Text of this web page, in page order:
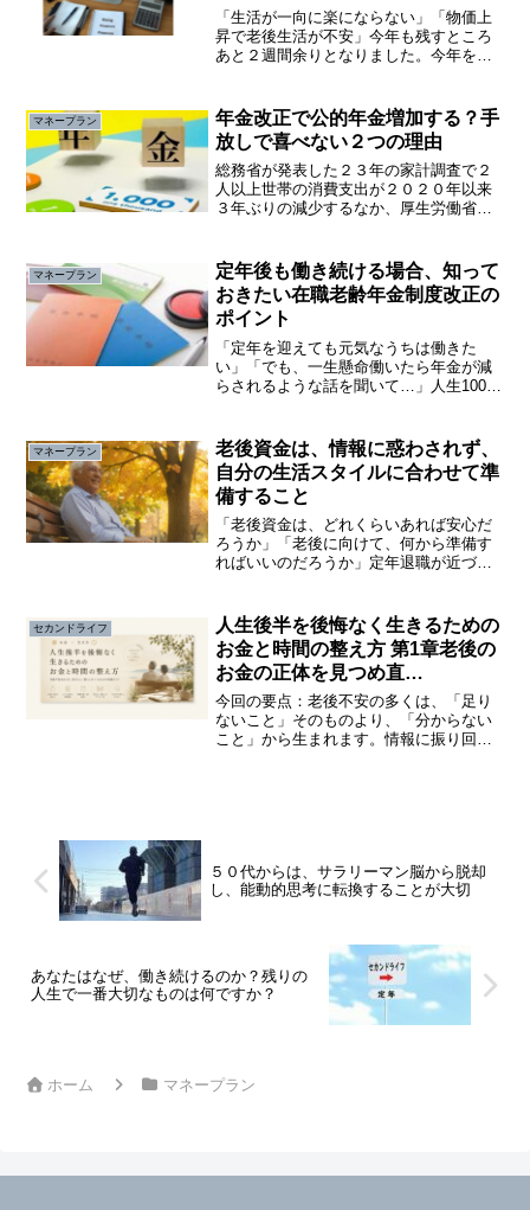
「生活が一向に楽にならない」「物価上
昇で老後生活が不安」今年も残すところ
あと２週間余りとなりました。今年を振
いう二重苦に直面した一年でした。賃金
が上昇しても、エネル...
マネープラン
年金改正で公的年金増加する？手
放しで喜べない２つの理由
総務省が発表した２３年の家計調査で２
人以上世帯の消費支出が２０２０年以来
３年ぶりの減少するなか、厚生労働省よ
した。しかし、年金額の増加を手放しで
は喜べない理由があります。
マネープラン
定年後も働き続ける場合、知って
おきたい在職老齢年金制度改正の
ポイント
「定年を迎えても元気なうちは働きた
い」「でも、一生懸命働いたら年金が減
らされるような話を聞いて…」人生100年
欲が高いシニアは年々増加しています。
しかし、「一生懸命働いた...
マネープラン
老後資金は、情報に惑わされず、
自分の生活スタイルに合わせて準
備すること
「老後資金は、どれくらいあれば安心だ
ろうか」「老後に向けて、何から準備す
ればいいのだろうか」定年退職が近づく
からない。そんな、ジレンマを感じてい
る人は少なくないと思いま...
セカンドライフ
人生後半を後悔なく生きるための
お金と時間の整え方 第1章老後の
お金の正体を見つめ直
す
今回の要点：老後不安の多くは、「足り
ないこと」そのものより、「分からない
こと」から生まれます。情報に振り回さ
５０代からは、サラリーマン脳から脱却
し、能動的思考に転換することが大切
あなたはなぜ、働き続けるのか？残りの
人生で一番大切なものは何ですか？
ホーム マネープラン